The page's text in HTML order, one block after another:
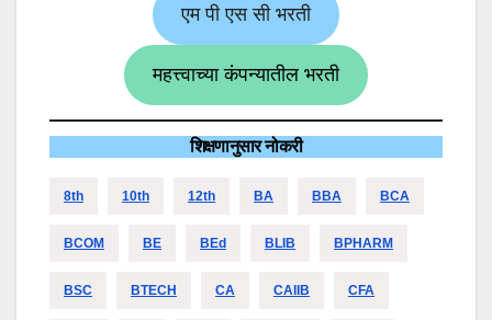
एम पी एस सी भरती
महत्त्वाच्या कंपन्यातील भरती
शिक्षणानुसार नोकरी
8th 10th 12th BA BBA BCA
BCOM BE BEd BLIB BPHARM
BSC BTECH CA CAIIB CFA